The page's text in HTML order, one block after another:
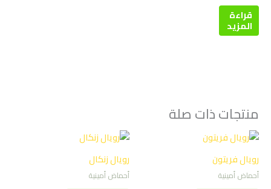
قراءة
المزيد
منتجات ذات صلة
رويال فريتون
أحماض أمينية
رويال زنكال
أحماض أمينية